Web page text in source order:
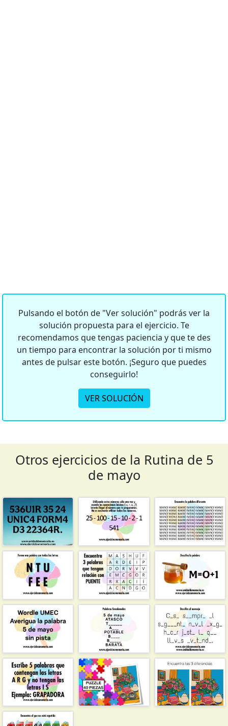
Pulsando el botón de "Ver solución" podrás ver la
solución propuesta para el ejercicio. Te
recomendamos que tengas paciencia y que te des
un tiempo para encontrar la solución por ti mismo
antes de pulsar este botón. ¡Seguro que puedes
conseguirlo!
VER SOLUCIÓN
Otros ejercicios de la Rutina de 5
de mayo